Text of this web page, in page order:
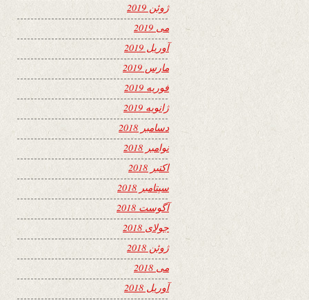
ژوئن 2019
می 2019
آوریل 2019
مارس 2019
فوریه 2019
ژانویه 2019
دسامبر 2018
نوامبر 2018
اکتبر 2018
سپتامبر 2018
آگوست 2018
جولای 2018
ژوئن 2018
می 2018
آوریل 2018